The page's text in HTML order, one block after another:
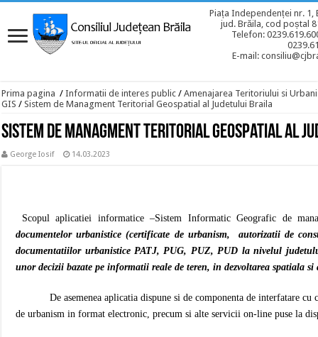
Piața Independenței nr. 1,
jud. Brăila, cod poștal
Telefon:
E-mail:
Prima pagina / Informatii de interes public / Amenajarea Teritoriului si
GIS / Sistem de Managment Teritorial Geospatial al Judetului Braila
Sistem de Managment Teritorial Geospatial al
George Iosif 14.03.2023
Scopul aplicatiei informatice –Sistem Informatic Geografic de
documentelor urbanistice (certificate de urbanism, autorizatii de
documentatiilor urbanistice PATJ, PUG, PUZ, PUD la nivelul
unor decizii bazate pe informatii reale de teren, in dezvoltarea spatiala
De asemenea aplicatia dispune si de componenta de interfatare cu
de urbanism in format electronic, precum si alte servicii on-line puse la